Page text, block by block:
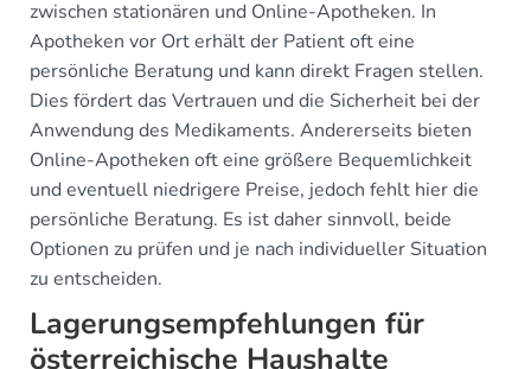
zwischen stationären und Online-Apotheken. In
Apotheken vor Ort erhält der Patient oft eine
persönliche Beratung und kann direkt Fragen stellen.
Dies fördert das Vertrauen und die Sicherheit bei der
Anwendung des Medikaments. Andererseits bieten
Online-Apotheken oft eine größere Bequemlichkeit
und eventuell niedrigere Preise, jedoch fehlt hier die
persönliche Beratung. Es ist daher sinnvoll, beide
Optionen zu prüfen und je nach individueller Situation
zu entscheiden.
Lagerungsempfehlungen für
österreichische Haushalte